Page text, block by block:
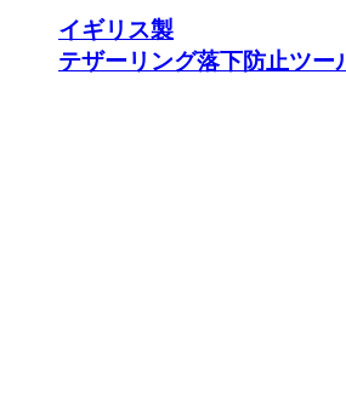
イギリス製
テザーリング落下防止ツー